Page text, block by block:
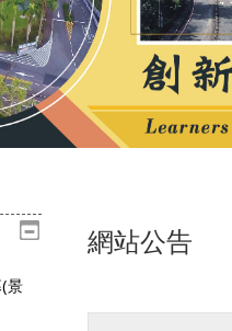
網站公告
景